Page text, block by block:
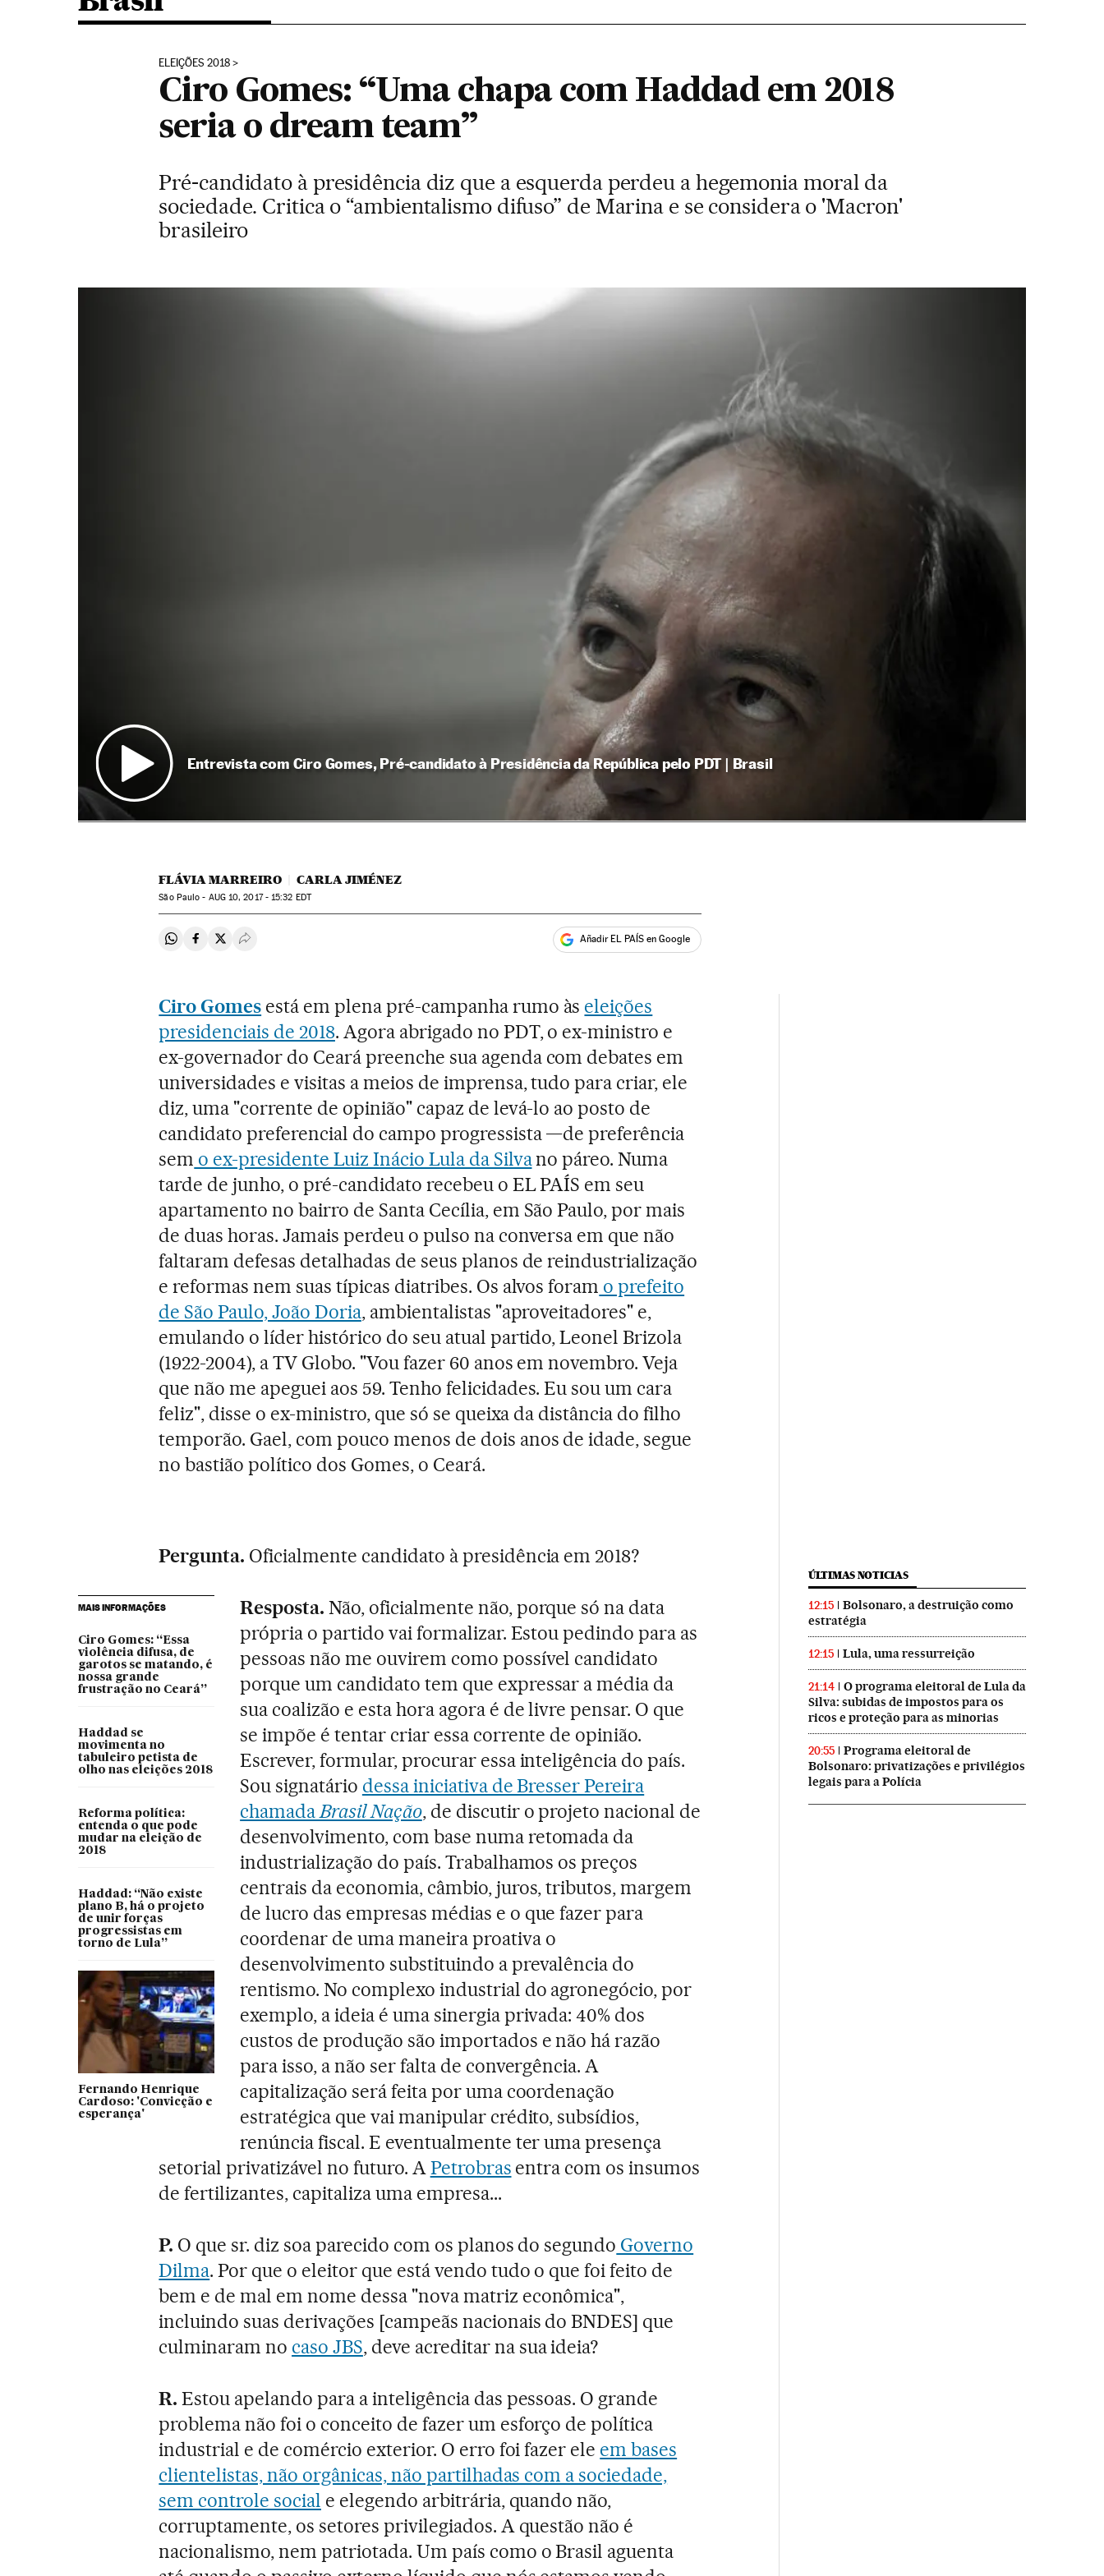
ELEIÇÕES 2018
Ciro Gomes: “Uma chapa com Haddad em 2018
seria o dream team”
Pré-candidato à presidência diz que a esquerda perdeu a hegemonia moral da
sociedade. Critica o “ambientalismo difuso” de Marina e se considera o 'Macron'
brasileiro
Entrevista com Ciro Gomes, Pré-candidato à Presidência da República pelo PDT | Brasil
FLÁVIA MARREIRO CARLA JIMÉNEZ
São Paulo - AUG10, 2017 - 15:32 EDT
Compartir en Whatsapp
Compartir en Facebook
Compartir en Twitter
Desplegar Redes Sociales Añadir EL PAÍS en Google
Ciro Gomes está em plena pré-campanha rumo às eleições
presidenciais de 2018. Agora abrigado no PDT, o ex-ministro e
ex-governador do Ceará preenche sua agenda com debates em
universidades e visitas a meios de imprensa, tudo para criar, ele
diz, uma "corrente de opinião" capaz de levá-lo ao posto de
candidato preferencial do campo progressista —de preferência
sem o ex-presidente Luiz Inácio Lula da Silvano páreo. Numa
tarde de junho, o pré-candidato recebeu o EL PAÍS em seu
apartamento no bairro de Santa Cecília, em São Paulo, por mais
de duas horas. Jamais perdeu o pulso na conversa em que não
faltaram defesas detalhadas de seus planos de reindustrialização
e reformas nem suas típicas diatribes. Os alvos foram o prefeito
de São Paulo, João Doria, ambientalistas "aproveitadores" e,
emulando o líder histórico do seu atual partido, Leonel Brizola
(1922-2004), a TV Globo. "Vou fazer 60 anos em novembro. Veja
que não me apeguei aos 59. Tenho felicidades. Eu sou um cara
feliz", disse o ex-ministro, que só se queixa da distância do filho
temporão. Gael, com pouco menos de dois anos de idade, segue
no bastião político dos Gomes, o Ceará.
Pergunta. Oficialmente candidato à presidência em 2018?
MAIS INFORMAÇÕES
Ciro Gomes: “Essa
violência difusa, de
garotos se matando, é
nossa grande
frustração no Ceará”
Haddad se
movimenta no
tabuleiro petista de
olho nas eleições 2018
Reforma política:
entenda o que pode
mudar na eleição de
2018
Haddad: “Não existe
plano B, há o projeto
de unir forças
progressistas em
torno de Lula”
Fernando Henrique
Cardoso: 'Convicção e
esperança'
Resposta. Não, oficialmente não, porque só na data
própria o partido vai formalizar. Estou pedindo para as
pessoas não me ouvirem como possível candidato
porque um candidato tem que expressar a média da
sua coalizão e esta hora agora é de livre pensar. O que
se impõe é tentar criar essa corrente de opinião.
Escrever, formular, procurar essa inteligência do país.
Sou signatário dessa iniciativa de Bresser Pereira
chamadaBrasil Nação, de discutir o projeto nacional de
desenvolvimento, com base numa retomada da
industrialização do país. Trabalhamos os preços
centrais da economia, câmbio, juros, tributos, margem
de lucro das empresas médias e o que fazer para
coordenar de uma maneira proativa o
desenvolvimento substituindo a prevalência do
rentismo. No complexo industrial do agronegócio, por
exemplo, a ideia é uma sinergia privada: 40% dos
custos de produção são importados e não há razão
para isso, a não ser falta de convergência. A
capitalização será feita por uma coordenação
estratégica que vai manipular crédito, subsídios,
renúncia fiscal. E eventualmente ter uma presença
setorial privatizável no futuro. APetrobras entra com os insumos
de fertilizantes, capitaliza uma empresa...
P. O que sr. diz soa parecido com os planos do segundo Governo
Dilma. Por que o eleitor que está vendo tudo o que foi feito de
bem e de mal em nome dessa "nova matriz econômica",
incluindo suas derivações [campeãs nacionais do BNDES] que
culminaram no caso JBS, deve acreditar na sua ideia?
R. Estou apelando para a inteligência das pessoas. O grande
problema não foi o conceito de fazer um esforço de política
industrial e de comércio exterior. O erro foi fazer ele em bases
clientelistas, não orgânicas, não partilhadas com a sociedade,
sem controle social e elegendo arbitrária, quando não,
corruptamente, os setores privilegiados. A questão não é
nacionalismo, nem patriotada. Um país como o Brasil aguenta
ÚLTIMAS NOTICIAS
12:15
Bolsonaro, a destruição como
estratégia
12:15 Lula, uma ressurreição
21:14
O programa eleitoral de Lula da
Silva: subidas de impostos para os
ricos e proteção para as minorias
20:55
Programa eleitoral de
Bolsonaro: privatizações e privilégios
legais para a Polícia